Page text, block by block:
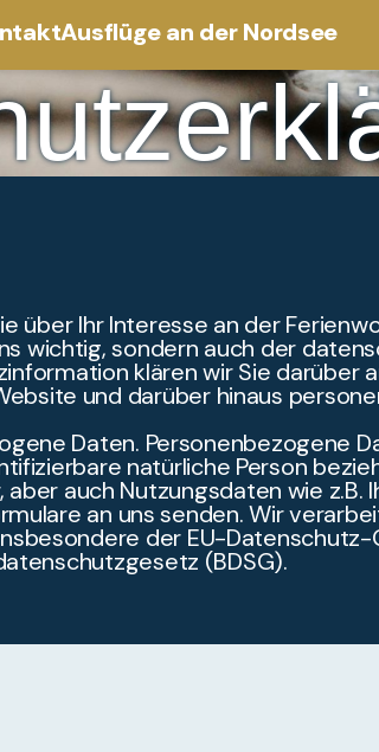
Ausflüge an der Nordsee
Ihr Interesse an der
wichtig, sondern auch der
klären wir Sie darüber
und darüber hinaus
Daten. Personenbezogene
natürliche Person
auch Nutzungsdaten wie z.B.
an uns senden. Wir
der EU-
(BDSG).